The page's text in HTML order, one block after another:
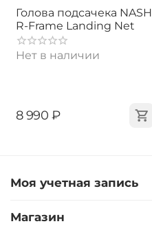
Голова подсачека NASH
R-Frame Landing Net
Нет в наличии
‍8 990‍ ₽
Моя учетная запись
Магазин